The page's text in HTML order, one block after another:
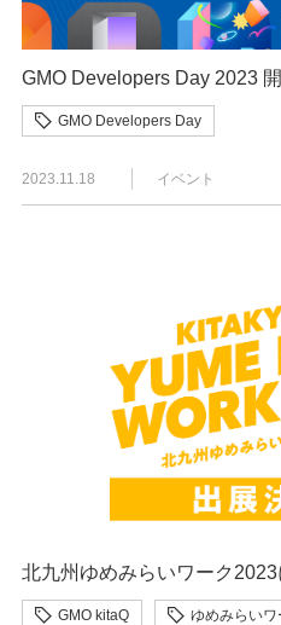
GMO Developers Day 2023 開
GMO Developers Day
2023.11.18 イベント
北九州ゆめみらいワーク2023
GMO kitaQ ゆめみらいワ